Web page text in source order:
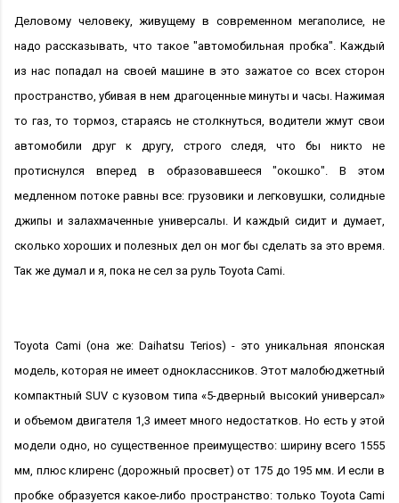
Деловому человеку, живущему в современном мегаполисе, не
надо рассказывать, что такое "автомобильная пробка". Каждый
из нас попадал на своей машине в это зажатое со всех сторон
пространство, убивая в нем драгоценные минуты и часы. Нажимая
то газ, то тормоз, стараясь не столкнуться, водители жмут свои
автомобили друг к другу, строго следя, что бы никто не
протиснулся вперед в образовавшееся "окошко". В этом
медленном потоке равны все: грузовики и легковушки, солидные
джипы и залахмаченные универсалы. И каждый сидит и думает,
сколько хороших и полезных дел он мог бы сделать за это время.
Так же думал и я, пока не сел за руль Toyota Cami.
Toyota Cami (она же: Daihatsu Terios) - это уникальная японская
модель, которая не имеет одноклассников. Этот малобюджетный
компактный SUV с кузовом типа «5-дверный высокий универсал»
и объемом двигателя 1,3 имеет много недостатков. Но есть у этой
модели одно, но существенное преимущество: ширину всего 1555
мм, плюс клиренс (дорожный просвет) от 175 до 195 мм. И если в
пробке образуется какое-либо пространство: только Toyota Cami